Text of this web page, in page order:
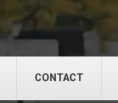
CONTACT